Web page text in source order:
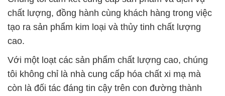
chất lượng, đồng hành cùng khách hàng trong việc
tạo ra sản phẩm kim loại và thủy tinh chất lượng
cao.
Với một loạt các sản phẩm chất lượng cao, chúng
tôi không chỉ là nhà cung cấp hóa chất xi mạ mà
còn là đối tác đáng tin cậy trên con đường thành